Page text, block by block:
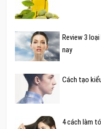
Review 3
nay
Cách tạo
4 cách làm